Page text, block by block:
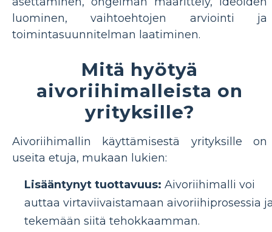
luominen, vaihtoehtojen arviointi ja
toimintasuunnitelman laatiminen.
Mitä hyötyä
aivoriihimalleista on
yrityksille?
Aivoriihimallin käyttämisestä yrityksille on
useita etuja, mukaan lukien:
Lisääntynyt tuottavuus: Aivoriihimalli voi
auttaa virtaviivaistamaan aivoriihiprosessia
tekemään siitä tehokkaamman.